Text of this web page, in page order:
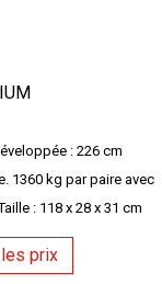
: 226 cm
1360 kg par paire avec
: 118 x 28 x 31 cm
prix